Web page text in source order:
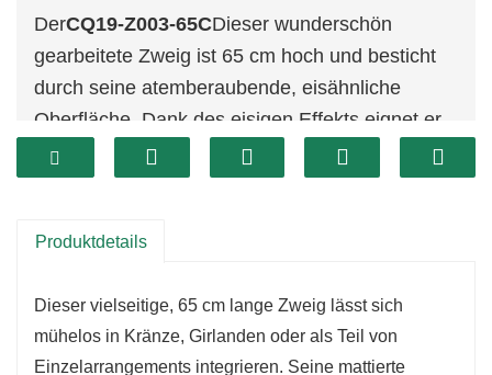
DerCQ19-Z003-65CDieser wunderschön
gearbeitete Zweig ist 65 cm hoch und besticht
durch seine atemberaubende, eisähnliche
Oberfläche. Dank des eisigen Effekts eignet er
sich perfekt, um Ihrer Weihnachtsdekoration
eine kühle, winterliche Note zu verleihen. Der
Natur ein, wobei seine filigranen Details an eine
Produktdetails
Dieser vielseitige, 65 cm lange Zweig lässt sich
mühelos in Kränze, Girlanden oder als Teil von
Einzelarrangements integrieren. Seine mattierte